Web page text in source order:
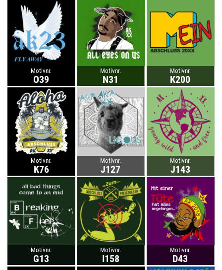
Motivnr.
O39
Motivnr.
N31
Motivnr.
K200
Motivnr.
K76
Motivnr.
J127
Motivnr.
J143
Motivnr.
G13
Motivnr.
I158
Motivnr.
D43